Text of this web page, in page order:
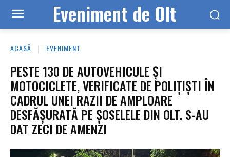
Eveniment de Olt
ACASĂ EVENIMENT
PESTE 130 DE AUTOVEHICULE ȘI
MOTOCICLETE, VERIFICATE DE POLIȚIȘTI ÎN
CADRUL UNEI RAZII DE AMPLOARE
DESFĂȘURATĂ PE ȘOSELELE DIN OLT. S-AU
DAT ZECI DE AMENZI